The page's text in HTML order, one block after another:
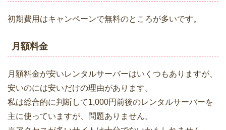
初期費用はキャンペーンで無料のところが多いです。
月額料金
月額料金が安いレンタルサーバーはいくつもありますが、
安いのには安いだけの理由があります。
私は総合的に判断して1,000円前後のレンタルサーバーを
主に使っていますが、問題ありません。